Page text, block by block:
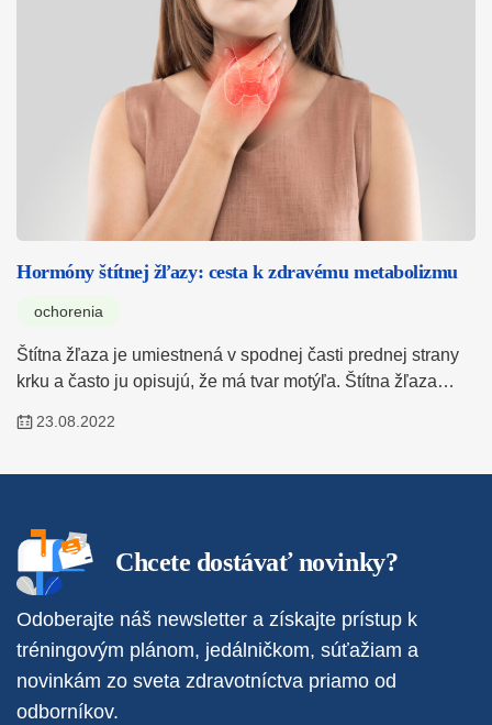
Hormóny štítnej žľazy: cesta k zdravému metabolizmu
ochorenia
Štítna žľaza je umiestnená v spodnej časti prednej strany
krku a často ju opisujú, že má tvar motýľa. Štítna žľaza…
23.08.2022
Chcete dostávať novinky?
Odoberajte náš newsletter a získajte prístup k
tréningovým plánom, jedálničkom, súťažiam a
novinkám zo sveta zdravotníctva priamo od
odborníkov.